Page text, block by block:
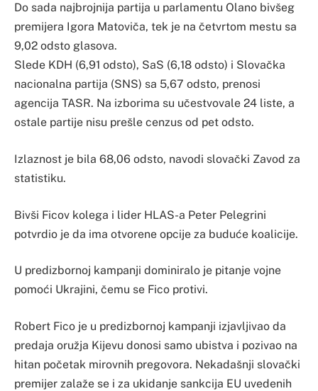
Do sada najbrojnija partija u parlamentu Olano bivšeg
premijera Igora Matoviča, tek je na četvrtom mestu sa
9,02 odsto glasova.
Slede KDH (6,91 odsto), SaS (6,18 odsto) i Slovačka
nacionalna partija (SNS) sa 5,67 odsto, prenosi
agencija TASR. Na izborima su učestvovale 24 liste, a
ostale partije nisu prešle cenzus od pet odsto.
Izlaznost je bila 68,06 odsto, navodi slovački Zavod za
statistiku.
Bivši Ficov kolega i lider HLAS-a Peter Pelegrini
potvrdio je da ima otvorene opcije za buduće koalicije.
U predizbornoj kampanji dominiralo je pitanje vojne
pomoći Ukrajini, čemu se Fico protivi.
Robert Fico je u predizbornoj kampanji izjavljivao da
predaja oružja Kijevu donosi samo ubistva i pozivao na
hitan početak mirovnih pregovora. Nekadašnji slovački
premijer zalaže se i za ukidanje sankcija EU uvedenih